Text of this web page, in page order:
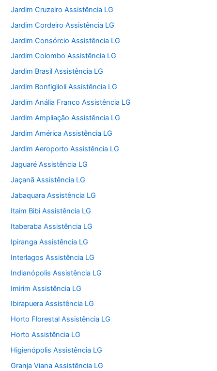
Jardim Cruzeiro Assistência LG
Jardim Cordeiro Assistência LG
Jardim Consórcio Assistência LG
Jardim Colombo Assistência LG
Jardim Brasil Assistência LG
Jardim Bonfiglioli Assistência LG
Jardim Anália Franco Assistência LG
Jardim Ampliação Assistência LG
Jardim América Assistência LG
Jardim Aeroporto Assistência LG
Jaguaré Assistência LG
Jaçanã Assistência LG
Jabaquara Assistência LG
Itaim Bibi Assistência LG
Itaberaba Assistência LG
Ipiranga Assistência LG
Interlagos Assistência LG
Indianópolis Assistência LG
Imirim Assistência LG
Ibirapuera Assistência LG
Horto Florestal Assistência LG
Horto Assistência LG
Higienópolis Assistência LG
Granja Viana Assistência LG